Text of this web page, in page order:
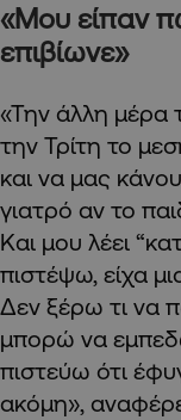
«Μου είπαν
επιβίωνε»
«Την άλλη
την Τρίτη το
και να μας
γιατρό αν το
Και μου λέει
πιστέψω, είχα
Δεν ξέρω τι να
μπορώ να
πιστεύω ότι
ακόμη»,